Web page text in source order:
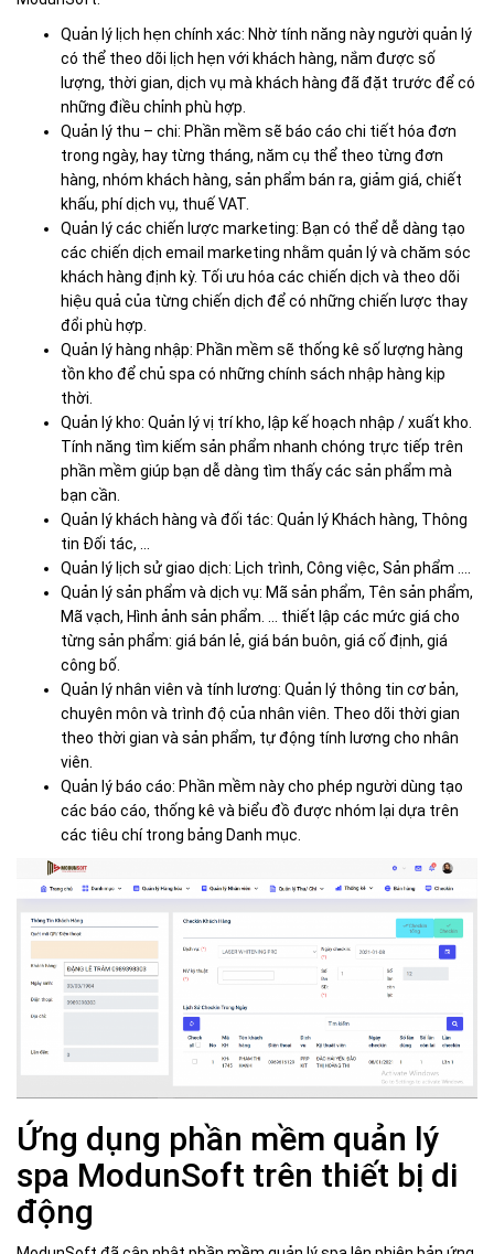
Quản lý lịch hẹn chính xác: Nhờ tính năng này người quản lý
có thể theo dõi lịch hẹn với khách hàng, nắm được số
lượng, thời gian, dịch vụ mà khách hàng đã đặt trước để có
những điều chỉnh phù hợp.
Quản lý thu – chi: Phần mềm sẽ báo cáo chi tiết hóa đơn
trong ngày, hay từng tháng, năm cụ thể theo từng đơn
hàng, nhóm khách hàng, sản phẩm bán ra, giảm giá, chiết
khấu, phí dịch vụ, thuế VAT.
Quản lý các chiến lược marketing: Bạn có thể dễ dàng tạo
các chiến dịch email marketing nhằm quản lý và chăm sóc
khách hàng định kỳ. Tối ưu hóa các chiến dịch và theo dõi
hiệu quả của từng chiến dịch để có những chiến lược thay
đổi phù hợp.
Quản lý hàng nhập: Phần mềm sẽ thống kê số lượng hàng
tồn kho để chủ spa có những chính sách nhập hàng kịp
thời.
Quản lý kho: Quản lý vị trí kho, lập kế hoạch nhập / xuất kho.
Tính năng tìm kiếm sản phẩm nhanh chóng trực tiếp trên
phần mềm giúp bạn dễ dàng tìm thấy các sản phẩm mà
bạn cần.
Quản lý khách hàng và đối tác: Quản lý Khách hàng, Thông
tin Đối tác, …
Quản lý lịch sử giao dịch: Lịch trình, Công việc, Sản phẩm ….
Quản lý sản phẩm và dịch vụ: Mã sản phẩm, Tên sản phẩm,
Mã vạch, Hình ảnh sản phẩm. … thiết lập các mức giá cho
từng sản phẩm: giá bán lẻ, giá bán buôn, giá cố định, giá
công bố.
Quản lý nhân viên và tính lương: Quản lý thông tin cơ bản,
chuyên môn và trình độ của nhân viên. Theo dõi thời gian
theo thời gian và sản phẩm, tự động tính lương cho nhân
viên.
Quản lý báo cáo: Phần mềm này cho phép người dùng tạo
các báo cáo, thống kê và biểu đồ được nhóm lại dựa trên
các tiêu chí trong bảng Danh mục.
Ứng dụng phần mềm quản lý
spa ModunSoft trên thiết bị di
động